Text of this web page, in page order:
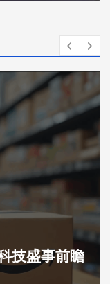
技盛事前瞻